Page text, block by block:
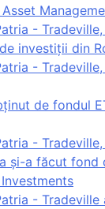
-
investiții din
-
de fondul
-
și-a făcut fond
-